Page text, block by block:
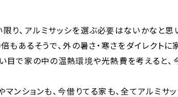
り、アルミサッシを選ぶ必要はないかなと思
あるそうで、外の暑さ・寒さをダイレクトに
目で家の中の温熱環境や光熱費を考えると
ンションも、今借りてる家も、全てアルミサ